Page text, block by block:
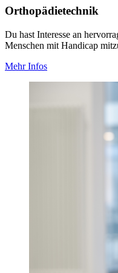
Orthopädietechnik
Du hast Interesse an
Menschen mit Handicap
Mehr Infos